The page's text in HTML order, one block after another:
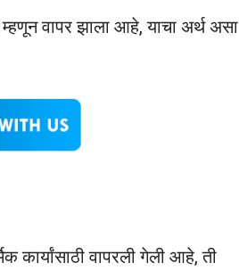
म्हणून वापर झाला आहे, याचा अर्थ असा
कार्यांसाठी वापरली गेली आहे, ती